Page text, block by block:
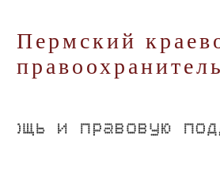
Пермский